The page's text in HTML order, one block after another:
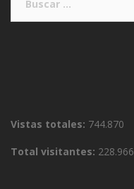
Vistas totales: 744.870
Total visitantes: 228.966